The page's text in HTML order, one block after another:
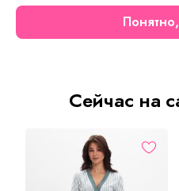
Товар уценен в
дефекта на Ткани
Сейчас на